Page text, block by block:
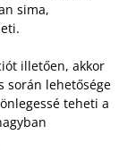
sima,
illetően, akkor
során lehetősége
teheti a